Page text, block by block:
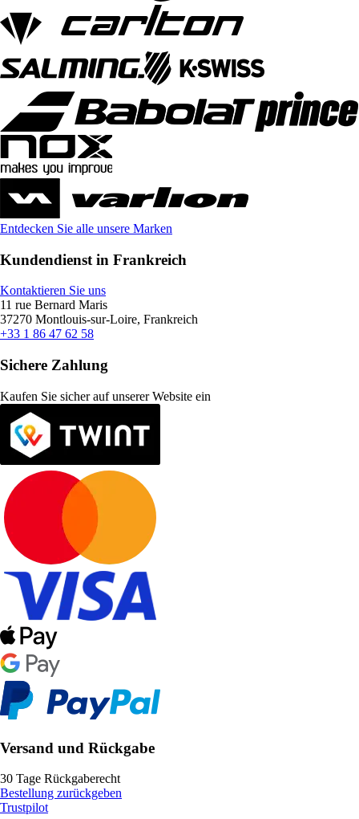
Entdecken Sie alle unsere Marken
Kundendienst in Frankreich
Kontaktieren Sie uns
11 rue Bernard Maris
37270 Montlouis-sur-Loire, Frankreich
+33 1 86 47 62 58
Sichere Zahlung
Kaufen Sie sicher auf unserer Website ein
Versand und Rückgabe
30 Tage Rückgaberecht
Bestellung zurückgeben
Trustpilot